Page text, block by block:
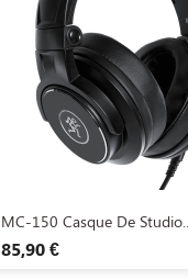
 Aperçu rapide
MC-150 Casque De Studio...
85,90 €